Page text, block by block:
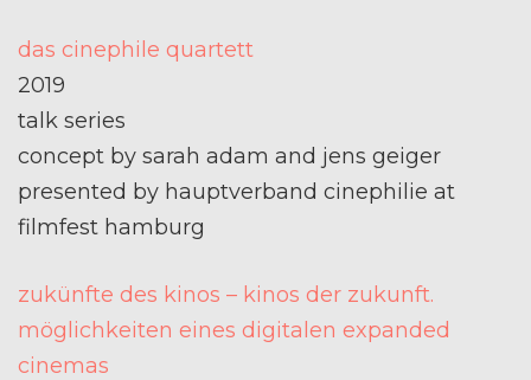
das cinephile quartett
2019
talk series
concept by sarah adam and jens geiger
presented by hauptverband cinephilie at
filmfest hamburg
zukünfte des kinos – kinos der zukunft.
möglichkeiten eines digitalen expanded
cinemas